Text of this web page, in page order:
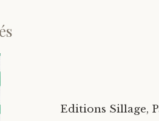
Editions Sillage,